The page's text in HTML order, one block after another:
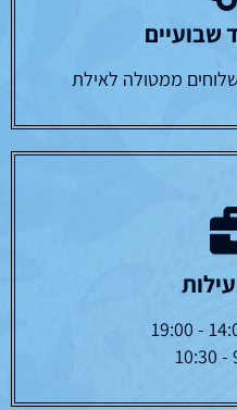
שבועיים
ממטולה לאילת